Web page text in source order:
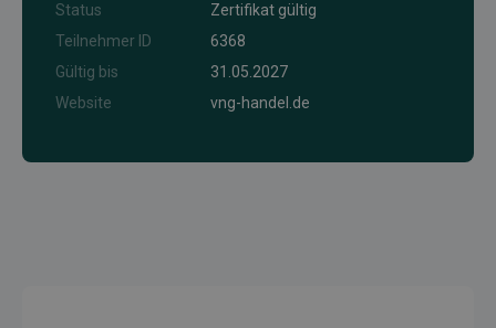
Status
Zertifikat gültig
Teilnehmer ID
6368
Gültig bis
31.05.2027
Website
vng-handel.de